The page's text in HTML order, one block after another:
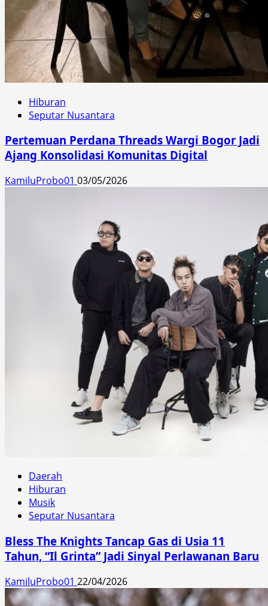
Hiburan
Seputar Nusantara
Pertemuan Perdana Threads Wargi Bogor Jadi
Ajang Konsolidasi Komunitas Digital
KamiluProbo01 03/05/2026
Daerah
Hiburan
Musik
Seputar Nusantara
Bless The Knights Tancap Gas di Usia 11
Tahun, “Il Grinta” Jadi Sinyal Perlawanan Baru
KamiluProbo01 22/04/2026